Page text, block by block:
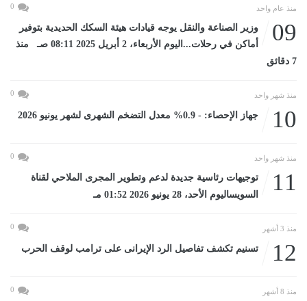
منذ عام واحد 0
09
وزير الصناعة والنقل يوجه قيادات هيئة السكك الحديدية بتوفير
أماكن في رحلات...اليوم الأربعاء، 2 أبريل 2025 08:11 صـ منذ
7 دقائق
منذ شهر واحد 0
10 جهاز الإحصاء: - 0.9% معدل التضخم الشهرى لشهر يونيو 2026
منذ شهر واحد 0
11
توجيهات رئاسية جديدة لدعم وتطوير المجرى الملاحي لقناة
السويساليوم الأحد، 28 يونيو 2026 01:52 مـ
منذ 3 أشهر 0
12 تسنيم تكشف تفاصيل الرد الإيرانى على ترامب لوقف الحرب
منذ 8 أشهر 0